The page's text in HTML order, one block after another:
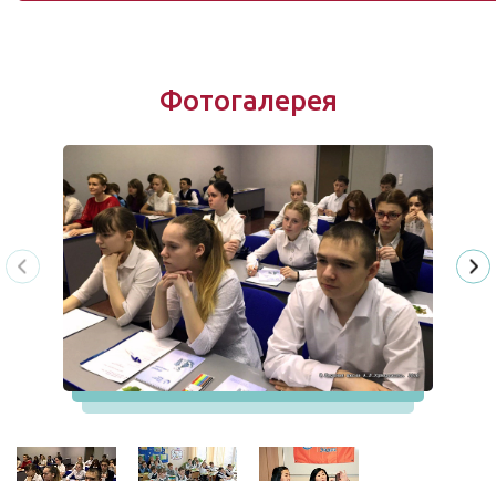
Фотогалерея